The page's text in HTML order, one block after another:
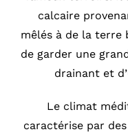
calcaire
mêlés à de la terre
de garder une
drainant et
Le climat
caractérise par